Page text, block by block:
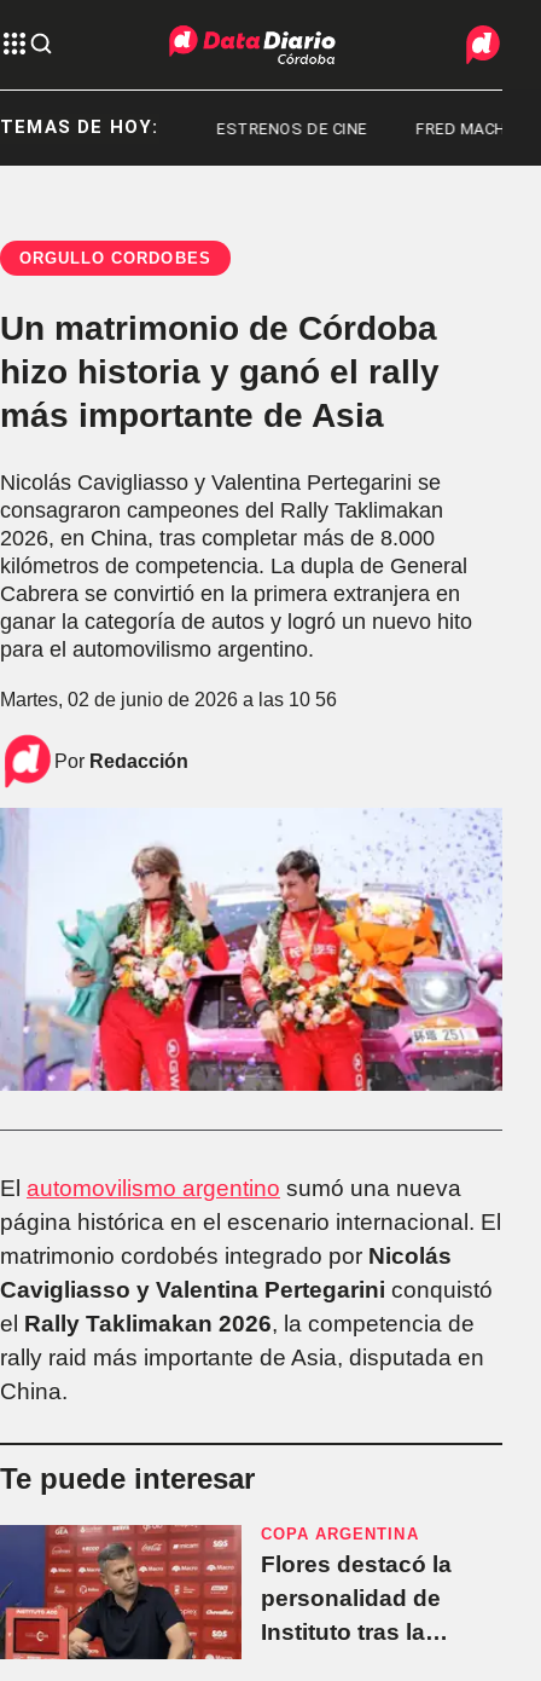
TEMAS DE HOY:
EN ARGENTINA ESTRENOS DE CINE FRED MACHADO
ORGULLO CORDOBÉS
Un matrimonio de Córdoba
hizo historia y ganó el rally
más importante de Asia
Nicolás Cavigliasso y Valentina Pertegarini se
consagraron campeones del Rally Taklimakan
2026, en China, tras completar más de 8.000
kilómetros de competencia. La dupla de General
Cabrera se convirtió en la primera extranjera en
ganar la categoría de autos y logró un nuevo hito
para el automovilismo argentino.
Martes, 02 de junio de 2026 a las 10 56
Por Redacción
El automovilismo argentino sumó una nueva
página histórica en el escenario internacional. El
matrimonio cordobés integrado por Nicolás
Cavigliasso y Valentina Pertegarini conquistó
el Rally Taklimakan 2026, la competencia de
rally raid más importante de Asia, disputada en
China.
Te puede interesar
COPA ARGENTINA
Flores destacó la
personalidad de
Instituto tras la